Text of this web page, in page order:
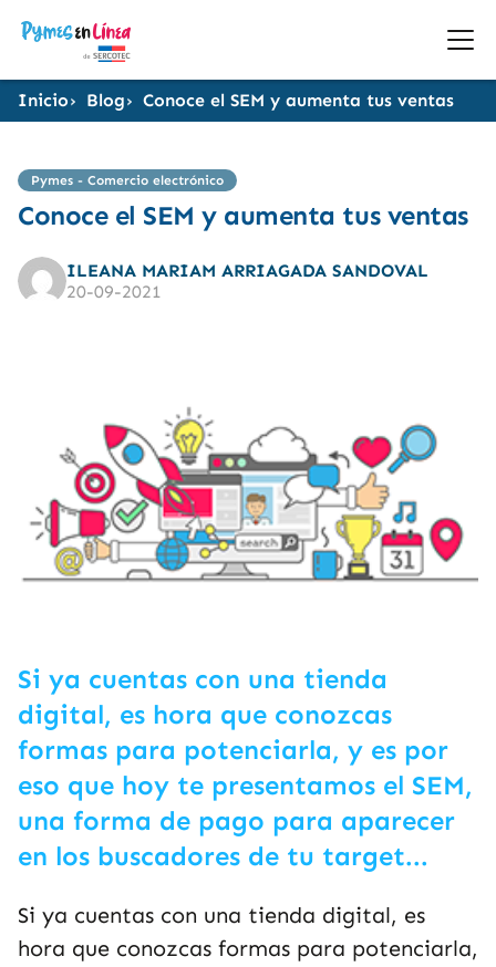
Inicio Blog Conoce el SEM y aumenta tus ventas
Pymes - Comercio electrónico
Conoce el SEM y aumenta tus ventas
ILEANA MARIAM ARRIAGADA SANDOVAL
20-09-2021
Si ya cuentas con una tienda
digital, es hora que conozcas
formas para potenciarla, y es por
eso que hoy te presentamos el SEM,
una forma de pago para aparecer
en los buscadores de tu target...
Si ya cuentas con una tienda digital, es
hora que conozcas formas para potenciarla,